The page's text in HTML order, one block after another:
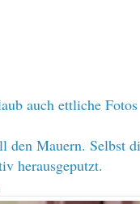
auch ettliche Fotos
den Mauern. Selbst
herausgeputzt.